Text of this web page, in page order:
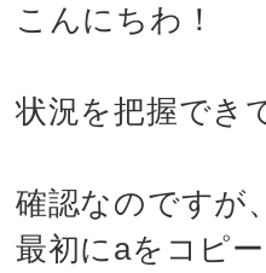
こんにちわ！
状況を把握でき
確認なのですが
最初にaをコピ